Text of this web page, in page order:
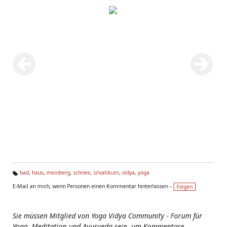
g
bad, haus, meinberg, schnee, silvatikum, vidya, yoga
E-Mail an mich, wenn Personen einen Kommentar hinterlassen –
Folgen
Sie müssen Mitglied von Yoga Vidya Community - Forum für